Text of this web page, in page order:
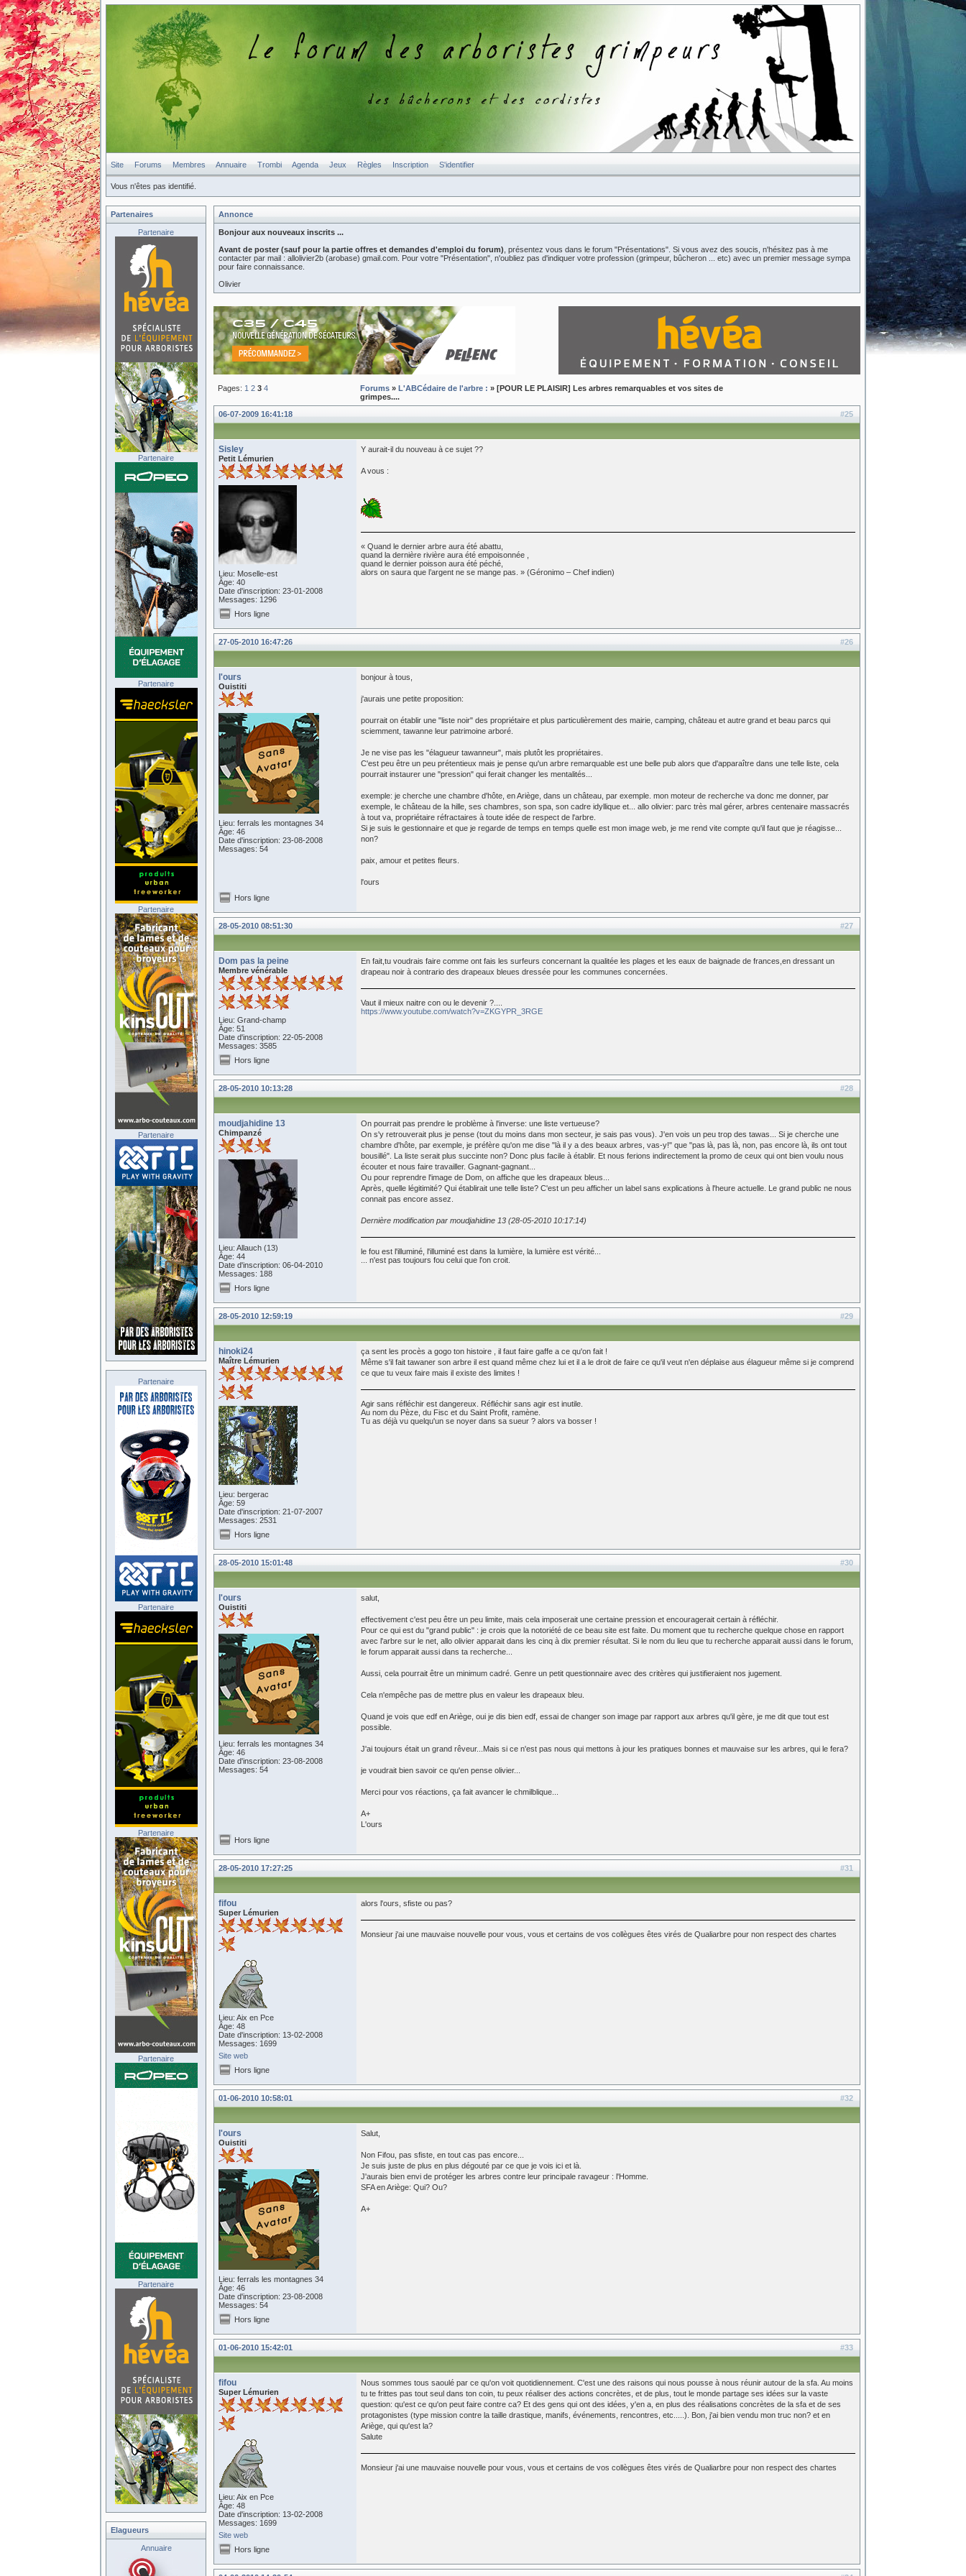
Site Forums Membres Annuaire Trombi Agenda Jeux Règles Inscription S'identifier
Vous n'êtes pas identifié.
Annonce
Bonjour aux nouveaux inscrits ...
Avant de poster (sauf pour la partie offres et demandes d'emploi du forum) , présentez vous dans le forum "Présentations". Si vous avez des soucis, n'hésitez pas à me
contacter par mail : allolivier2b (arobase) gmail.com. Pour votre "Présentation", n'oubliez pas d'indiquer votre profession (grimpeur, bûcheron ... etc) avec un premier message sympa
pour faire connaissance.
Olivier
Pages: 1 2 3 4 Forums » L'ABCédaire de l'arbre : » [POUR LE PLAISIR] Les arbres remarquables et vos sites de
grimpes....
#25
06-07-2009 16:41:18
Sisley
Petit Lémurien
Lieu: Moselle-est
Âge: 40
Date d'inscription: 23-01-2008
Messages: 1296
Y aurait-il du nouveau à ce sujet ??
A vous :
« Quand le dernier arbre aura été abattu,
quand la dernière rivière aura été empoisonnée ,
quand le dernier poisson aura été péché,
alors on saura que l’argent ne se mange pas. » (Géronimo – Chef indien)
Hors ligne
#26
27-05-2010 16:47:26
l'ours
Ouistiti
Lieu: ferrals les montagnes 34
Âge: 46
Date d'inscription: 23-08-2008
Messages: 54
bonjour à tous,
j'aurais une petite proposition:
pourrait on établir une "liste noir" des propriétaire et plus particulièrement des mairie, camping, château et autre grand et beau parcs qui
sciemment, tawanne leur patrimoine arboré.
Je ne vise pas les "élagueur tawanneur", mais plutôt les propriétaires.
C'est peu être un peu prétentieux mais je pense qu'un arbre remarquable est une belle pub alors que d'apparaître dans une telle liste, cela
pourrait instaurer une "pression" qui ferait changer les mentalités...
exemple: je cherche une chambre d'hôte, en Ariège, dans un château, par exemple. mon moteur de recherche va donc me donner, par
exemple, le château de la hille, ses chambres, son spa, son cadre idyllique et... allo olivier: parc très mal gérer, arbres centenaire massacrés
à tout va, propriétaire réfractaires à toute idée de respect de l'arbre.
Si je suis le gestionnaire et que je regarde de temps en temps quelle est mon image web, je me rend vite compte qu'il faut que je réagisse...
non?
paix, amour et petites fleurs.
l'ours
Hors ligne
#27
28-05-2010 08:51:30
Dom pas la peine
Membre vénérable
Lieu: Grand-champ
Âge: 51
Date d'inscription: 22-05-2008
Messages: 3585
En fait,tu voudrais faire comme ont fais les surfeurs concernant la qualitée les plages et les eaux de baignade de frances,en dressant un
drapeau noir à contrario des drapeaux bleues dressée pour les communes concernées.
Vaut il mieux naitre con ou le devenir ?....
https://www.youtube.com/watch?v=ZKGYPR_3RGE
Hors ligne
#28
28-05-2010 10:13:28
moudjahidine 13
Chimpanzé
Lieu: Allauch (13)
Âge: 44
Date d'inscription: 06-04-2010
Messages: 188
On pourrait pas prendre le problème à l'inverse: une liste vertueuse?
On s'y retrouverait plus je pense (tout du moins dans mon secteur, je sais pas vous). J'en vois un peu trop des tawas... Si je cherche une
chambre d'hôte, par exemple, je préfère qu'on me dise "là il y a des beaux arbres, vas-y!" que "pas là, pas là, non, pas encore là, ils ont tout
bousillé". La liste serait plus succinte non? Donc plus facile à établir. Et nous ferions indirectement la promo de ceux qui ont bien voulu nous
écouter et nous faire travailler. Gagnant-gagnant...
Ou pour reprendre l'image de Dom, on affiche que les drapeaux bleus...
Après, quelle légitimité? Qui établirait une telle liste? C'est un peu afficher un label sans explications à l'heure actuelle. Le grand public ne nous
connait pas encore assez.
Dernière modification par moudjahidine 13 (28-05-2010 10:17:14)
le fou est l'illuminé, l'illuminé est dans la lumière, la lumière est vérité...
... n'est pas toujours fou celui que l'on croit.
Hors ligne
#29
28-05-2010 12:59:19
hinoki24
Maître Lémurien
Lieu: bergerac
Âge: 59
Date d'inscription: 21-07-2007
Messages: 2531
ça sent les procès a gogo ton histoire , il faut faire gaffe a ce qu'on fait !
Même s'il fait tawaner son arbre il est quand même chez lui et il a le droit de faire ce qu'il veut n'en déplaise aus élagueur même si je comprend
ce que tu veux faire mais il existe des limites !
Agir sans réfléchir est dangereux. Réfléchir sans agir est inutile.
Au nom du Pèze, du Fisc et du Saint Profit, ramène.
Tu as déjà vu quelqu'un se noyer dans sa sueur ? alors va bosser !
Hors ligne
#30
28-05-2010 15:01:48
l'ours
Ouistiti
Lieu: ferrals les montagnes 34
Âge: 46
Date d'inscription: 23-08-2008
Messages: 54
salut,
effectivement c'est peu être un peu limite, mais cela imposerait une certaine pression et encouragerait certain à réfléchir.
Pour ce qui est du "grand public" : je crois que la notoriété de ce beau site est faite. Du moment que tu recherche quelque chose en rapport
avec l'arbre sur le net, allo olivier apparait dans les cinq à dix premier résultat. Si le nom du lieu que tu recherche apparait aussi dans le forum,
le forum apparait aussi dans ta recherche...
Aussi, cela pourrait être un minimum cadré. Genre un petit questionnaire avec des critères qui justifieraient nos jugement.
Cela n'empêche pas de mettre plus en valeur les drapeaux bleu.
Quand je vois que edf en Ariège, oui je dis bien edf, essai de changer son image par rapport aux arbres qu'il gère, je me dit que tout est
possible.
J'ai toujours était un grand rêveur...Mais si ce n'est pas nous qui mettons à jour les pratiques bonnes et mauvaise sur les arbres, qui le fera?
je voudrait bien savoir ce qu'en pense olivier...
Merci pour vos réactions, ça fait avancer le chmilblique...
A+
L'ours
Hors ligne
#31
28-05-2010 17:27:25
fifou
Super Lémurien
Lieu: Aix en Pce
Âge: 48
Date d'inscription: 13-02-2008
Messages: 1699
Site web
alors l'ours, sfiste ou pas?
Monsieur j'ai une mauvaise nouvelle pour vous, vous et certains de vos collègues êtes virés de Qualiarbre pour non respect des chartes
Hors ligne
#32
01-06-2010 10:58:01
l'ours
Ouistiti
Lieu: ferrals les montagnes 34
Âge: 46
Date d'inscription: 23-08-2008
Messages: 54
Salut,
Non Fifou, pas sfiste, en tout cas pas encore...
Je suis juste de plus en plus dégouté par ce que je vois ici et là.
J'aurais bien envi de protéger les arbres contre leur principale ravageur : l'Homme.
SFA en Ariège: Qui? Ou?
A+
Hors ligne
#33
01-06-2010 15:42:01
fifou
Super Lémurien
Lieu: Aix en Pce
Âge: 48
Date d'inscription: 13-02-2008
Messages: 1699
Site web
Nous sommes tous saoulé par ce qu'on voit quotidiennement. C'est une des raisons qui nous pousse à nous réunir autour de la sfa. Au moins
tu te frittes pas tout seul dans ton coin, tu peux réaliser des actions concrètes, et de plus, tout le monde partage ses idées sur la vaste
question: qu'est ce qu'on peut faire contre ca? Et des gens qui ont des idées, y'en a, en plus des réalisations concrètes de la sfa et de ses
protagonistes (type mission contre la taille drastique, manifs, événements, rencontres, etc.....). Bon, j'ai bien vendu mon truc non? et en
Ariège, qui qu'est la?
Salute
Monsieur j'ai une mauvaise nouvelle pour vous, vous et certains de vos collègues êtes virés de Qualiarbre pour non respect des chartes
Hors ligne
Partenaires
Partenaire
Partenaire
Partenaire
Partenaire
Partenaire
Partenaire
Partenaire
Partenaire
Partenaire
Partenaire
Elagueurs
Annuaire